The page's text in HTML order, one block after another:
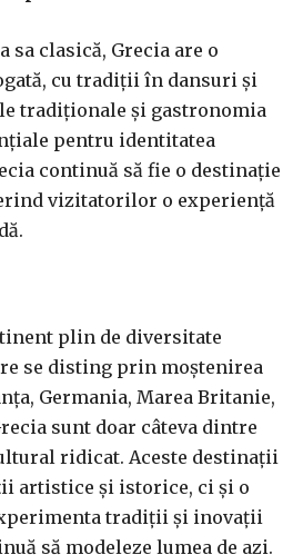
sa clasică, Grecia are o
cu tradiții în dansuri și
tradiționale și gastronomia
pentru identitatea
continuă să fie o destinație
vizitatorilor o experiență
plin de diversitate
se disting prin moștenirea
Germania, Marea Britanie,
sunt doar câteva dintre
ridicat. Aceste destinații
artistice și istorice, ci și o
tradiții și inovații
să modeleze lumea de azi.